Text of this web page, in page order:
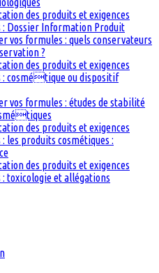
des produits et exigences
Dossier Information Produit
vos formules : quels conservateurs
?
des produits et exigences
: cosmétique ou dispositif
vos formules : études de stabilité
des produits et exigences
les produits cosmétiques :
des produits et exigences
toxicologie et allégations